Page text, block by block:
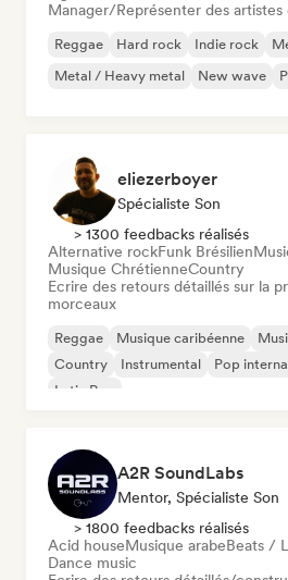
Manager/Représenter des artistes
Reggae Hard rock Indie rock
Metal / Heavy metal
New wave
eliezerboyer
Spécialiste Son
> 1300 feedbacks réalisés
Alternative rockFunk Brésilien
Musique ChrétienneCountry
Ecrire des retours détaillés sur la
morceaux
Reggae Musique caribéenne
Country
Instrumental Pop
Latin Pop
A2R SoundLabs
Mentor, Spécialiste Son
> 1800 feedbacks réalisés
Acid houseMusique arabeBeats /
Dance music